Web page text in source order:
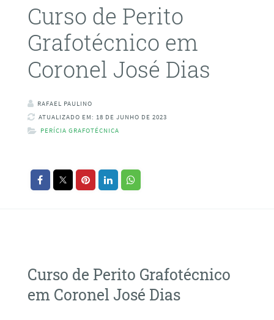
Curso de Perito
Grafotécnico em
Coronel José Dias
RAFAEL PAULINO
ATUALIZADO EM: 18 DE JUNHO DE 2023
PERÍCIA GRAFOTÉCNICA
Curso de Perito Grafotécnico
em Coronel José Dias